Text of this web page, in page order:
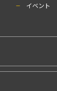
イベント